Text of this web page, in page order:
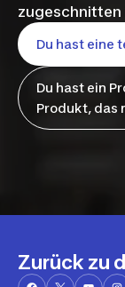
zugeschnitten
Du hast eine
Du hast ein
Produkt, das
Zurück zu